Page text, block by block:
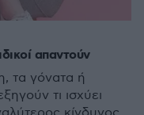
απαντούν
τα γόνατα ή
τι ισχύει